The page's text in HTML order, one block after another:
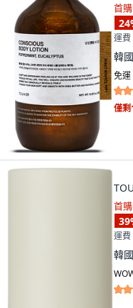
首
24
運
韓國
免運
僅剩
首
39
運
韓國